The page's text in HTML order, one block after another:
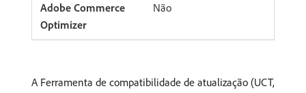
Não
A Ferramenta de compatibilidade de atualização (UCT,